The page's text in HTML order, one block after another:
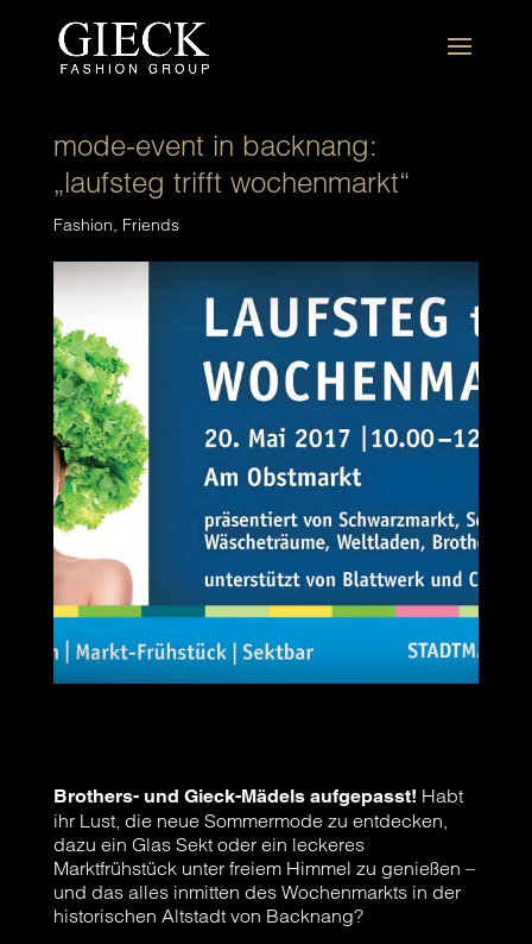
mode-event in backnang:
„laufsteg trifft wochenmarkt“
Fashion, Friends
Brothers- und Gieck-Mädels aufgepasst! Habt
ihr Lust, die neue Sommermode zu entdecken,
dazu ein Glas Sekt oder ein leckeres
Marktfrühstück unter freiem Himmel zu genießen –
und das alles inmitten des Wochenmarkts in der
historischen Altstadt von Backnang?